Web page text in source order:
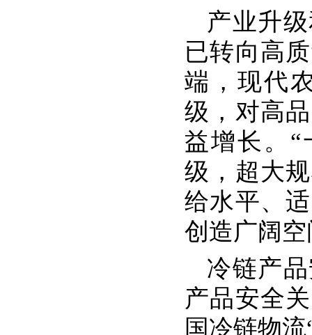
产业升
已转向高
端，现代
级，对高
益增长。
级，超大
给水平、
创造广阔
冷链产
产品安全
国冷链物